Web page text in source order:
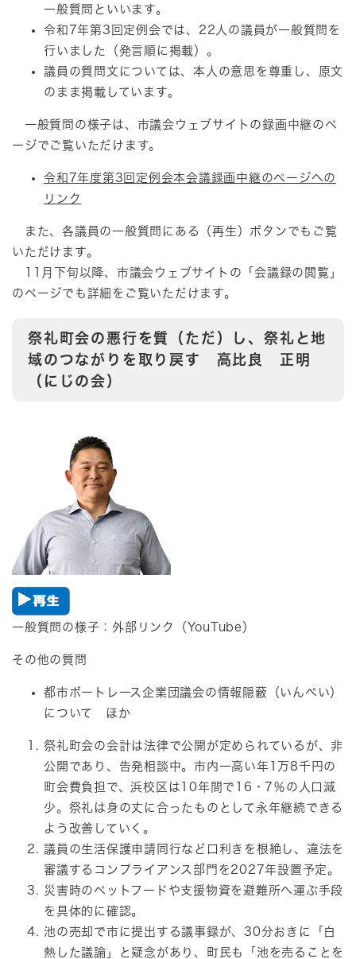
一般質問といいます。
令和7年第3回定例会では、22人の議員が一般質問を
行いました（発言順に掲載）。
議員の質問文については、本人の意思を尊重し、原文
のまま掲載しています。
一般質問の様子は、市議会ウェブサイトの録画中継のペ
ージでご覧いただけます。
令和7年度第3回定例会本会議録画中継のページへの
リンク
また、各議員の一般質問にある（再生）ボタンでもご覧
いただけます。
11月下旬以降、市議会ウェブサイトの「会議録の閲覧」
のページでも詳細をご覧いただけます。
祭礼町会の悪行を質（ただ）し、祭礼と地
域のつながりを取り戻す 高比良 正明
（にじの会）
​一般質問の様子：外部リンク（YouTube）
その他の質問
都市ボートレース企業団議会の情報隠蔽（いんぺい）
について ほか
祭礼町会の会計は法律で公開が定められているが、非
公開であり、告発相談中。市内一高い年1万8千円の
町会費負担で、浜校区は10年間で16・7％の人口減
少。祭礼は身の丈に合ったものとして永年継続できる
よう改善していく。
議員の生活保護申請同行など口利きを根絶し、違法を
審議するコンプライアンス部門を2027年設置予定。
災害時のペットフードや支援物資を避難所へ運ぶ手段
を具体的に確認。
池の売却で市に提出する議事録が、30分おきに「白
熱した議論」と疑念があり、町民も「池を売ることを